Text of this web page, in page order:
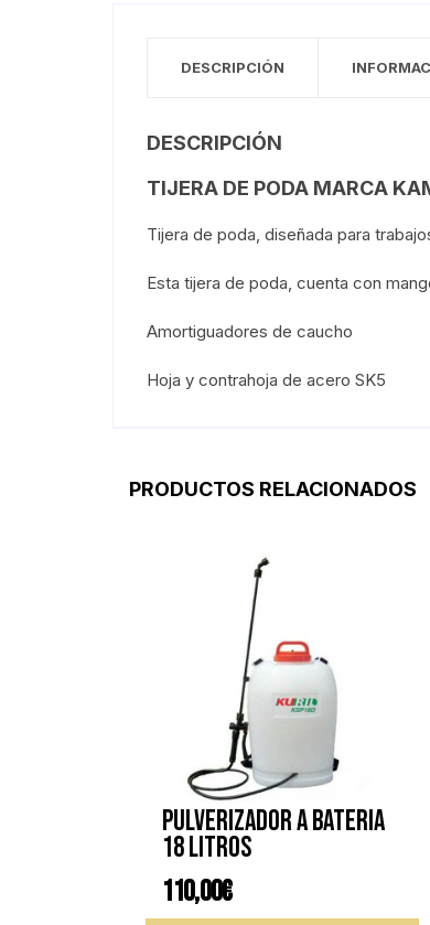
DESCRIPCIÓN
DESCRIPCIÓN
TIJERA DE PODA MARCA
Tijera de poda, diseñada para
Esta tijera de poda, cuenta con
Amortiguadores de caucho
Hoja y contrahoja de acero SK5
PRODUCTOS RELACIONADOS
Pulverizador a bateria
18 litros
110,00€